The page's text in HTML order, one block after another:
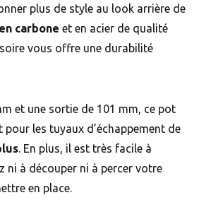
plus de style au look arrière de
en carbone et en acier de qualité
vous offre une durabilité
et une sortie de 101 mm, ce pot
les tuyaux d’échappement de
. En plus, il est très facile à
ni à découper ni à percer votre
en place.